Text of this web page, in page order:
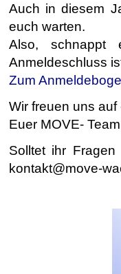
Auch in diesem
euch warten.
Also,
Anmeldeschluss
Zum
Wir freuen uns auf
Euer MOVE- Team
Solltet ihr
kontakt@move-